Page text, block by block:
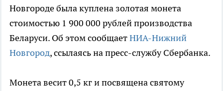
Новгороде была куплена золотая монета
стоимостью 1 900 000 рублей производства
Беларуси. Об этом сообщаетНИА-Нижний
Новгород, ссылаясь на пресс-службу Сбербанка.
Монета весит 0,5 кг и посвящена святому